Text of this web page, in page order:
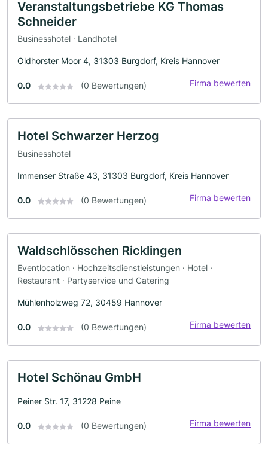
Veranstaltungsbetriebe KG Thomas
Schneider
Businesshotel · Landhotel
Oldhorster Moor 4, 31303 Burgdorf, Kreis Hannover
0.0 (0 Bewertungen) Firma bewerten
Hotel Schwarzer Herzog
Businesshotel
Immenser Straße 43, 31303 Burgdorf, Kreis Hannover
0.0 (0 Bewertungen) Firma bewerten
Waldschlösschen Ricklingen
Eventlocation · Hochzeitsdienstleistungen · Hotel ·
Restaurant · Partyservice und Catering
Mühlenholzweg 72, 30459 Hannover
0.0 (0 Bewertungen) Firma bewerten
Hotel Schönau GmbH
Peiner Str. 17, 31228 Peine
0.0 (0 Bewertungen) Firma bewerten